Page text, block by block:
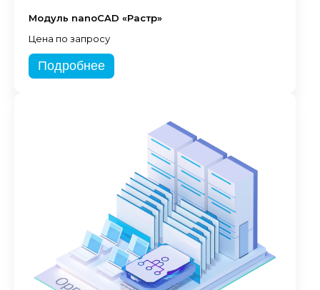
Модуль nanoCAD «Растр»
Цена по запросу
Подробнее